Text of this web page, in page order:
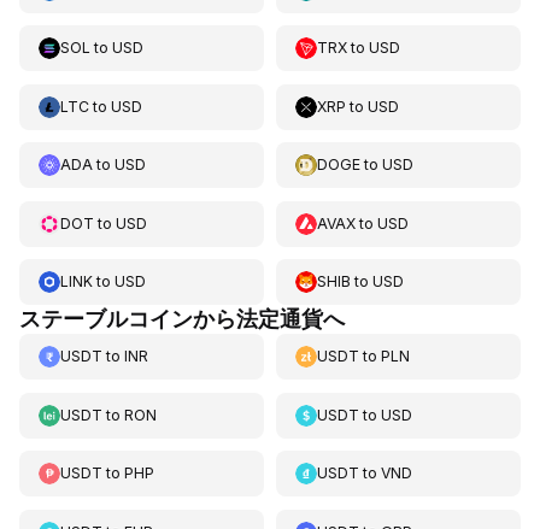
SOL to USD TRXtoUSD
LTCto USD XRP toUSD
ADAto USD DOGEtoUSD
DOT to USD AVAXtoUSD
LINKto USD SHIB toUSD
ステーブルコインから法定通貨へ
USDT to INR USDT toPLN
USDT to RON USDT toUSD
USDT to PHP USDT toVND